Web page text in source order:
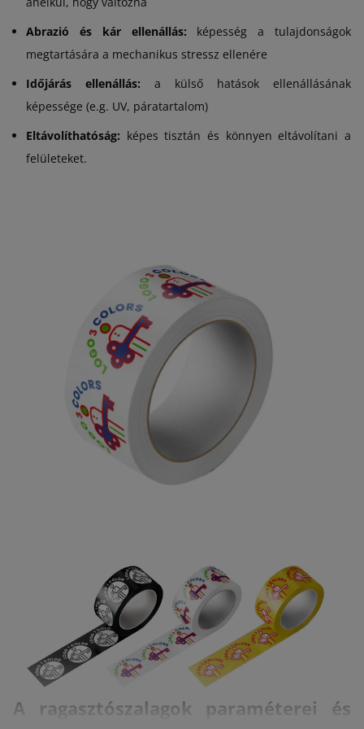
Abrazió és kár ellenállás: képesség a tulajdonságok
megtartására a mechanikus stressz ellenére
Időjárás ellenállás: a külső hatások ellenállásának
képessége (e.g. UV, páratartalom)
Eltávolíthatóság: képes tisztán és könnyen eltávolítani a
felületeket.
A ragasztószalagok paraméterei és